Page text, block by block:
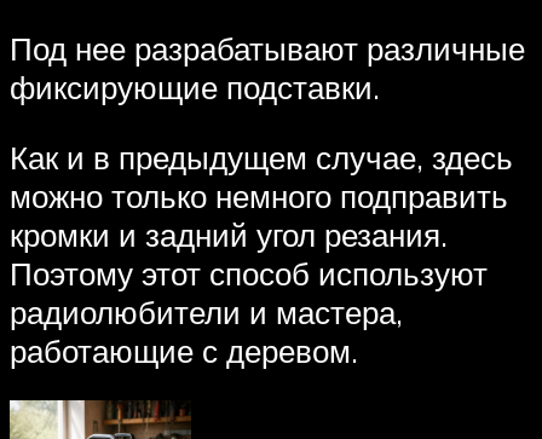
Под нее разрабатывают различные
фиксирующие подставки.
Как и в предыдущем случае, здесь
можно только немного подправить
кромки и задний угол резания.
Поэтому этот способ используют
радиолюбители и мастера,
работающие с деревом.